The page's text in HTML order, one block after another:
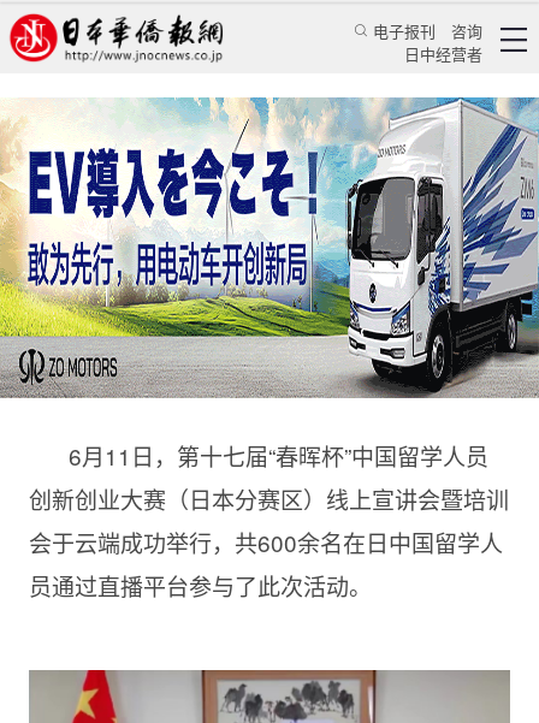
电子报刊
咨询
日中经营者
第十七届“春晖杯”中国留学人员创新创业大赛
（日本分赛区）宣讲会成功举办
乔聚 华人新闻 文化风采
日本华侨报 2022/6/17 11:07:25
6月11日，第十七届“春晖杯”中国留学人员
创新创业大赛（日本分赛区）线上宣讲会暨培训
会于云端成功举行，共600余名在日中国留学人
员通过直播平台参与了此次活动。